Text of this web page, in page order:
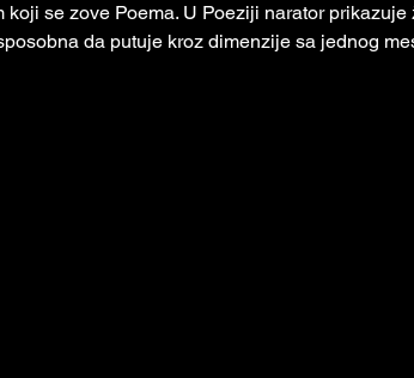
se zove Poema. U Poeziji narator
da putuje kroz dimenzije sa jednog